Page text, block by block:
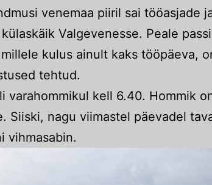
venemaa piiril sai tööasjade
Valgevenesse. Peale
kulus ainult kaks tööpäeva,
tehtud.
varahommikul kell 6.40. Hommik
Siiski, nagu viimastel päevadel
vihmasabin.